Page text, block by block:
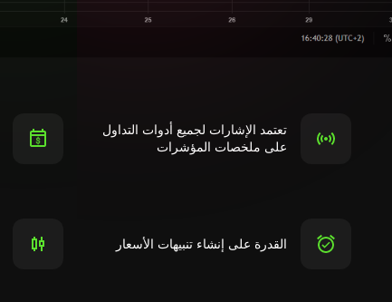
تعتمد الإشارات لجميع أدوات التداول
على ملخصات المؤشرات
القدرة على إنشاء تنبيهات الأسعار